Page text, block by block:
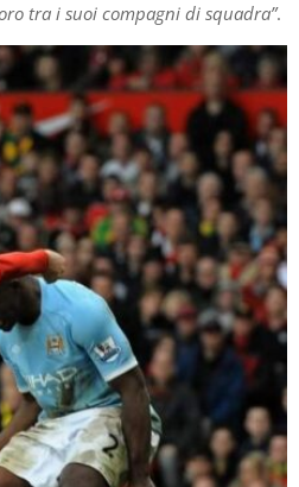
tra i suoi compagni di squadra”.